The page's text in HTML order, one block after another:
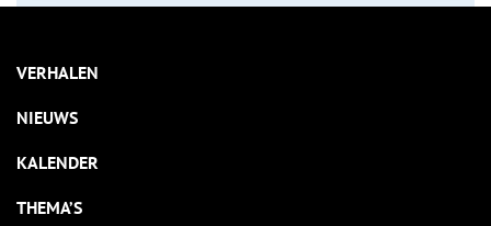
VERHALEN
NIEUWS
KALENDER
THEMA’S